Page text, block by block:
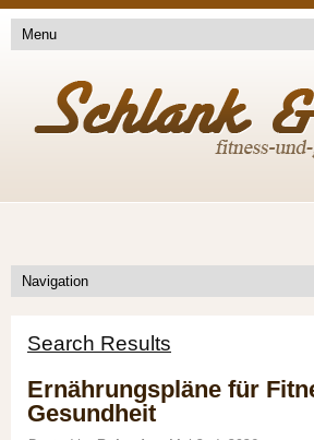
Search Results
Ernährungspläne für
Gesundheit